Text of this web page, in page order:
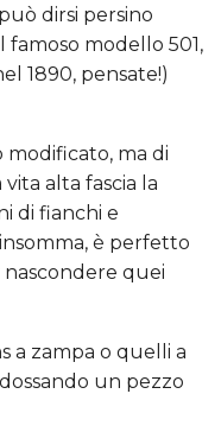
dirsi persino
modello 501,
1890, pensate!)
modificato, ma di
alta fascia la
di fianchi e
è perfetto
quei
a zampa o quelli a
un pezzo